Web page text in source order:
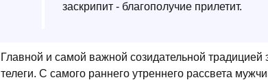
заскрипит - благополучие прилетит.
Главной и самой важной созидательной традицией
телеги. С самого раннего утреннего рассвета